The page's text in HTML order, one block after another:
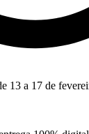
13 a 17 de